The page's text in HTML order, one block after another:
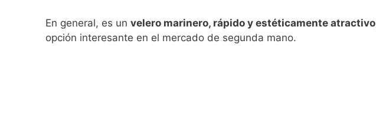
En general, es un velero marinero, rápido y estéticamente atractivo
opción interesante en el mercado de segunda mano.